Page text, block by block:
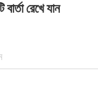
বার্তা রেখে যান